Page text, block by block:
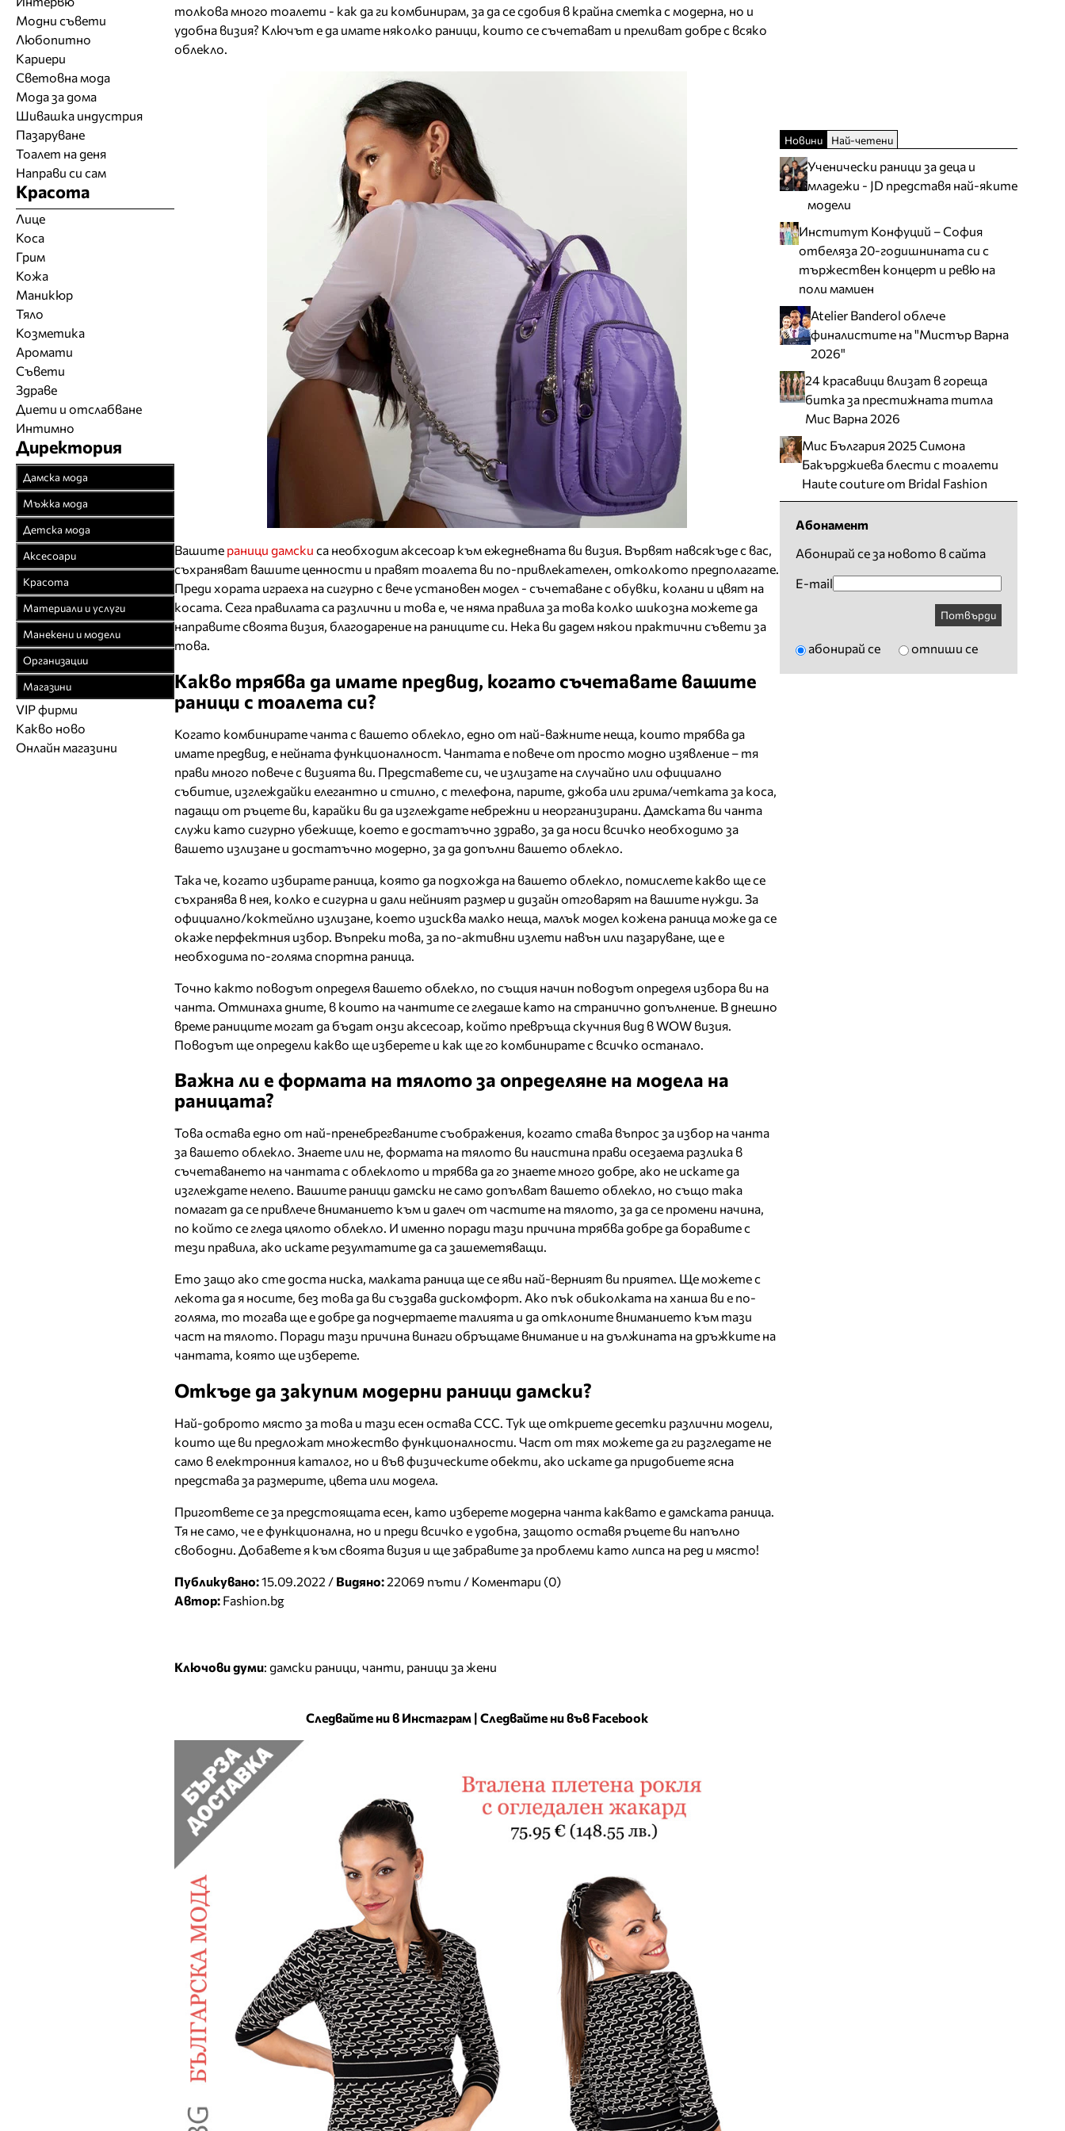
толкова много тоалети - как да ги комбинирам, за да се сдобия в крайна сметка с модерна, но и
удобна визия? Ключът е да имате няколко раници, които се съчетават и преливат добре с всяко
облекло.
Вашите раници дамски са необходим аксесоар към ежедневната ви визия. Вървят навсякъде с вас,
съхраняват вашите ценности и правят тоалета ви по-привлекателен, отколкото предполагате.
Преди хората играеха на сигурно с вече установен модел - съчетаване с обувки, колани и цвят на
косата. Сега правилата са различни и това е, че няма правила за това колко шикозна можете да
направите своята визия, благодарение на раниците си. Нека ви дадем някои практични съвети за
това.
Какво трябва да имате предвид, когато съчетавате вашите
раници с тоалета си?
Когато комбинирате чанта с вашето облекло, едно от най-важните неща, които трябва да
имате предвид, е нейната функционалност. Чантата е повече от просто модно изявление – тя
прави много повече с визията ви. Представете си, че излизате на случайно или официално
събитие, изглеждайки елегантно и стилно, с телефона, парите, джоба или грима/четката за коса,
падащи от ръцете ви, карайки ви да изглеждате небрежни и неорганизирани. Дамската ви чанта
служи като сигурно убежище, което е достатъчно здраво, за да носи всичко необходимо за
вашето излизане и достатъчно модерно, за да допълни вашето облекло.
Така че, когато избирате раница, която да подхожда на вашето облекло, помислете какво ще се
съхранява в нея, колко е сигурна и дали нейният размер и дизайн отговарят на вашите нужди. За
официално/коктейлно излизане, което изисква малко неща, малък модел кожена раница може да се
окаже перфектния избор. Въпреки това, за по-активни излети навън или пазаруване, ще е
необходима по-голяма спортна раница.
Точно както поводът определя вашето облекло, по същия начин поводът определя избора ви на
чанта. Отминаха дните, в които на чантите се гледаше като на странично допълнение. В днешно
време раниците могат да бъдат онзи аксесоар, който превръща скучния вид в WOW визия.
Поводът ще определи какво ще изберете и как ще го комбинирате с всичко останало.
Важна ли е формата на тялото за определяне на модела на
раницата?
Това остава едно от най-пренебрегваните съображения, когато става въпрос за избор на чанта
за вашето облекло. Знаете или не, формата на тялото ви наистина прави осезаема разлика в
съчетаването на чантата с облеклото и трябва да го знаете много добре, ако не искате да
изглеждате нелепо. Вашите раници дамски не само допълват вашето облекло, но също така
помагат да се привлече вниманието към и далеч от частите на тялото, за да се промени начина,
по който се гледа цялото облекло. И именно поради тази причина трябва добре да боравите с
тези правила, ако искате резултатите да са зашеметяващи.
Ето защо ако сте доста ниска, малката раница ще се яви най-верният ви приятел. Ще можете с
лекота да я носите, без това да ви създава дискомфорт. Ако пък обиколката на ханша ви е по-
голяма, то тогава ще е добре да подчертаете талията и да отклоните вниманието към тази
част на тялото. Поради тази причина винаги обръщаме внимание и на дължината на дръжките на
чантата, която ще изберете.
Откъде да закупим модерни раници дамски?
Най-доброто място за това и тази есен остава ССС. Тук ще откриете десетки различни модели,
които ще ви предложат множество функционалности. Част от тях можете да ги разгледате не
само в електронния каталог, но и във физическите обекти, ако искате да придобиете ясна
представа за размерите, цвета или модела.
Пригответе се за предстоящата есен, като изберете модерна чанта каквато е дамската раница.
Тя не само, че е функционална, но и преди всичко е удобна, защото оставя ръцете ви напълно
свободни. Добавете я към своята визия и ще забравите за проблеми като липса на ред и място!
Публикувано:15.09.2022 / Видяно:22069 пъти / Коментари (0)
Автор: Fashion.bg
Ключови думи: дамски раници, чанти, раници за жени
Следвайте ни в Инстаграм | Следвайте ни във Facebook
Модни съвети
Любопитно
Кариери
Световна мода
Мода за дома
Шивашка индустрия
Пазаруване
Тоалет на деня
Направи си сам
Красота
Лице
Коса
Грим
Кожа
Маникюр
Тяло
Козметика
Аромати
Съвети
Здраве
Диети и отслабване
Интимно
Директория
Дамска мода
Връхни облекла
Официални облекла
Булчински рокли
Спортни облекла
Плетени облекла
Кожени облекла
Рисувана коприна
Чорапогащи
Бельо
Бански костюми
Модни дизайнери
Бутици
Мъжка мода
Връхни облекла
Официални облекла
Спортни облекла
Дънкови облекла
Кожени облекла
Вратовръзки
Бански
Бельо
Детска мода
Детски дрехи
Бебешки дрехи
Младежки дрехи
Аксесоари
Бижута
Чанти
Колани
Чорапи
Шапки
Часовници
Обувки
Други аксесоари
Красота
Парфюмерия
Козметика
Фризьорство
Салони за красота
Естетична хирургия
Солариуми
Фитнес и здраве
Материали и услуги
Текстил
Спомагателни
материали
Закачалки, щендери
Работа на ишлеме
CAD/CAM услуги
Манекени и модели
Агенции за модели
Модна фотография
Модели
Организации
Браншови съюзи
Образователни
Модни списания
Сватбени агенции
Магазини
Магазини за дрехи
Магазини за обувки
Магазини за aксесоари
VIP фирми
Какво ново
Онлайн магазини
Новини Най-четени
Ученически раници за деца и
младежи - JD представя най-яките
модели
Институт Конфуций – София
отбеляза 20-годишнината си с
тържествен концерт и ревю на
поли мамиен
Atelier Banderol облече
финалистите на "Мистър Варна
2026"
24 красавици влизат в гореща
битка за престижната титла
Мис Варна 2026
Мис България 2025 Симона
Бакърджиева блести с тоалети
Haute couture от Bridal Fashion
Абонамент
Абонирай се за новото в сайта
E-mail
Потвърди
абонирай се отпиши се